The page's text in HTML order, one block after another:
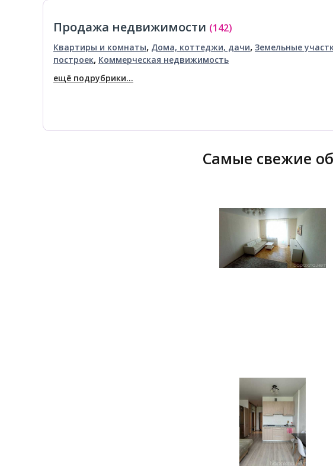
Продажа недвижимости (142)
Квартиры и комнаты, Дома, коттеджи, дачи, Земельные
построек, Коммерческая недвижимость
ещё подрубрики...
Самые свежие